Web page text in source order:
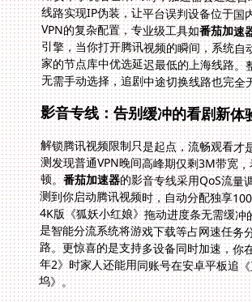
VPN的复杂配置，专业级工具如番茄加速
无需手动选择，追剧中途切换线路也完全
影音专线：告别缓冲的看剧新体
解锁腾讯视频限制只是起点，流畅观看才
测发现普通VPN晚间高峰期仅剩3M带
顿。番茄加速器的影音专线采用QoS流量
测到你启动腾讯视频时，自动分配
4K版《狐妖小红娘》拖动进度条无
是智能分流系统将游戏下载等占网
路。更惊喜的是支持多设备同时加
年2》时家人还能用同账号在安卓
坞》。